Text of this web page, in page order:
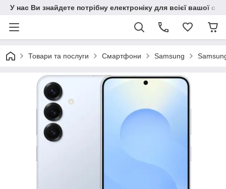
У нас Ви знайдете потрібну електроніку для всієї вашої
Товари та послуги Смартфони Samsung